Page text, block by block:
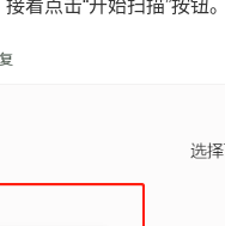
着点击“开始扫描”按钮